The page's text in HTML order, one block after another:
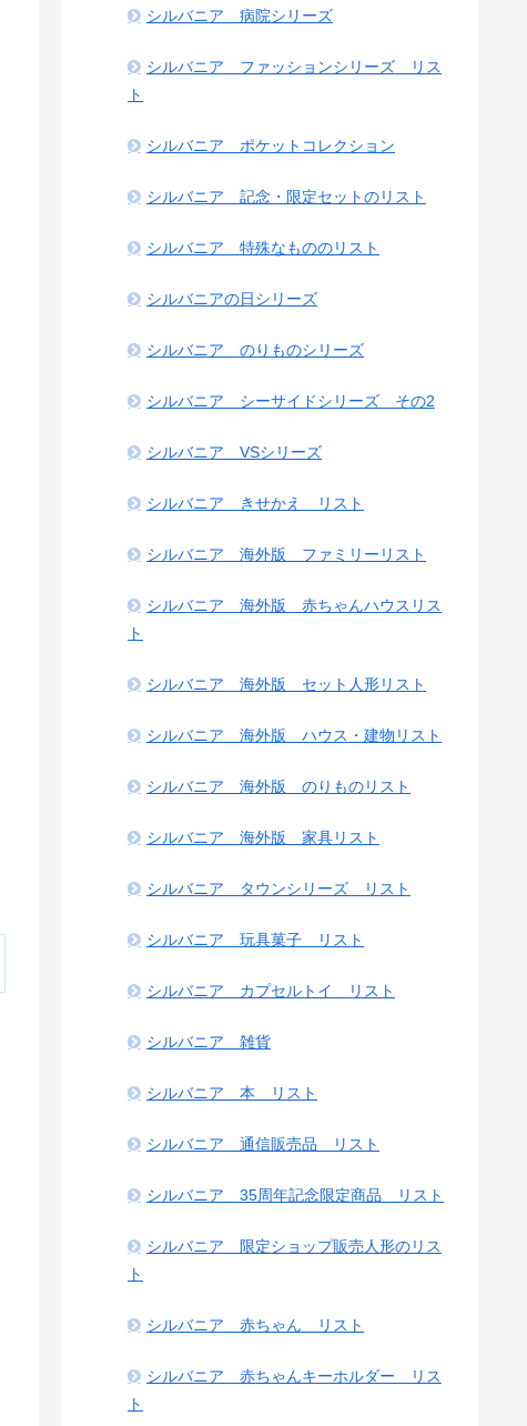
シルバニア 病院シリーズ
シルバニア ファッションシリーズ リス
ト
シルバニア ポケットコレクション
シルバニア 記念・限定セットのリスト
シルバニア 特殊なもののリスト
シルバニアの日シリーズ
シルバニア のりものシリーズ
シルバニア シーサイドシリーズ その2
シルバニア VSシリーズ
シルバニア きせかえ リスト
シルバニア 海外版 ファミリーリスト
シルバニア 海外版 赤ちゃんハウスリス
ト
シルバニア 海外版 セット人形リスト
シルバニア 海外版 ハウス・建物リスト
シルバニア 海外版 のりものリスト
シルバニア 海外版 家具リスト
シルバニア タウンシリーズ リスト
シルバニア 玩具菓子 リスト
シルバニア カプセルトイ リスト
シルバニア 雑貨
シルバニア 本 リスト
シルバニア 通信販売品 リスト
シルバニア 35周年記念限定商品 リスト
シルバニア 限定ショップ販売人形のリス
ト
シルバニア 赤ちゃん リスト
シルバニア 赤ちゃんキーホルダー リス
ト